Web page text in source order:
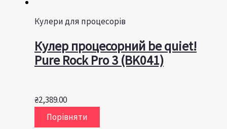
Кулери для процесорів
Кулер процесорний be quiet!
Pure Rock Pro 3 (BK041)
₴2,389.00
Порівняти